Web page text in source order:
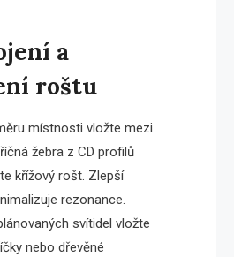
a
roštu
místnosti vložte mezi
žebra z CD profilů
křížový rošt. Zlepší
rezonance.
svítidel vložte
nebo dřevěné